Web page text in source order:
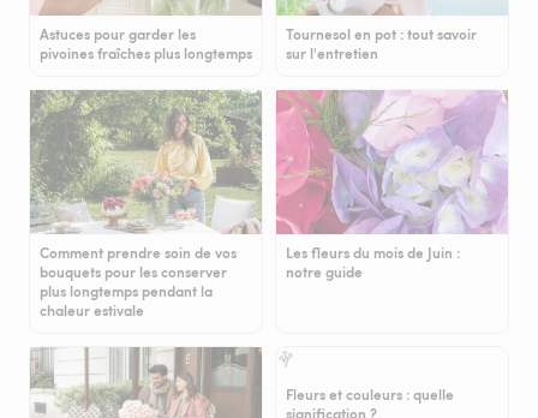
Astuces pour garder les
pivoines fraîches plus longtemps
Tournesol en pot : tout savoir
sur l'entretien
Comment prendre soin de vos
bouquets pour les conserver
plus longtemps pendant la
chaleur estivale
Les fleurs du mois de Juin :
notre guide
Fleurs et couleurs : quelle